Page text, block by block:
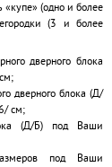
«купе» (одно и более
(3 и более
дверного блока
дверного блока (Д/
см;
(Д/Б) под Ваши
под Ваши